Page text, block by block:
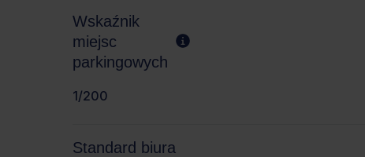
Wskaźnik
miejsc
parkingowych
1/200
Standard biura